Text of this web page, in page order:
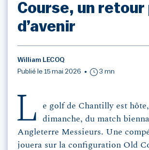
Course, un retour
d’avenir
William LECOQ
Publié le 15 mai 2026
3 mn
L
e golf de Chantilly est
dimanche, du match
Angleterre Messieurs. Une
jouera sur la configuration Old